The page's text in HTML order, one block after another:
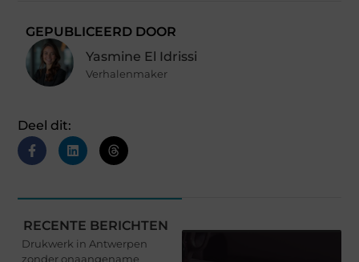
GEPUBLICEERD DOOR
Yasmine El Idrissi
Verhalenmaker
Deel dit:
RECENTE BERICHTEN
Drukwerk in Antwerpen
zonder onaangename